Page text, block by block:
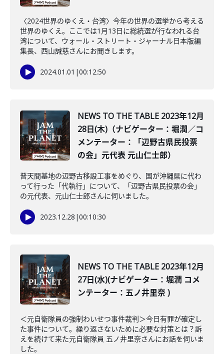
〈2024世界のゆくえ・台湾〉今年の世界の選挙から考える
世界のゆくえ。ここでは1月13日に総統選が行なわれる台
湾について、ウォール・ストリート・ジャーナル日本版編
集長、西山誠慈さんにお聞きします。
2024.01.01 |00:12:50
NEWS TO THE TABLE 2023年12月
28日(木)（ナビゲーター：堀潤／コ
メンテーター：「辺野古県民投票
の会」元代表 元山仁士郎）
普天間基地の辺野古移設工事をめぐり、国が沖縄県に代わ
って行った「代執行」について、「辺野古県民投票の会」
の元代表、元山仁士郎さんに伺いました。
2023.12.28 |00:10:30
NEWS TO THE TABLE 2023年12月
27日(水)(ナビゲーター：堀潤 コメ
ンテーター：五ノ井里奈 )
＜元自衛隊員の強制わいせつ事件裁判＞今日有罪が確定し
た事件について。繰り返さないために必要な対策とは？訴
えを続けて来た元自衛隊員 五ノ井里奈さんにお話を伺いま
した。